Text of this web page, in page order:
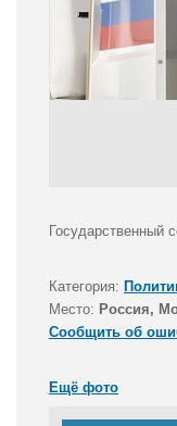
Государственный
Категория:
Место: Россия,
Сообщить об
Ещё фото